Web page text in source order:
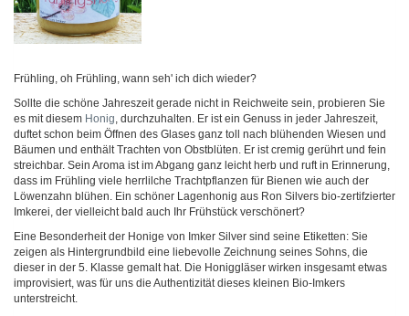
Frühling, oh Frühling, wann seh' ich dich wieder?
Sollte die schöne Jahreszeit gerade nicht in Reichweite sein, probieren Sie
es mit diesem Honig, durchzuhalten. Er ist ein Genuss in jeder Jahreszeit,
duftet schon beim Öffnen des Glases ganz toll nach blühenden Wiesen und
Bäumen und enthält Trachten von Obstblüten. Er ist cremig gerührt und fein
streichbar. Sein Aroma ist im Abgang ganz leicht herb und ruft in Erinnerung,
dass im Frühling viele herrlilche Trachtpflanzen für Bienen wie auch der
Löwenzahn blühen. Ein schöner Lagenhonig aus Ron Silvers bio-zertifzierter
Imkerei, der vielleicht bald auch Ihr Frühstück verschönert?
Eine Besonderheit der Honige von Imker Silver sind seine Etiketten: Sie
zeigen als Hintergrundbild eine liebevolle Zeichnung seines Sohns, die
dieser in der 5. Klasse gemalt hat. Die Honiggläser wirken insgesamt etwas
improvisiert, was für uns die Authentizität dieses kleinen Bio-Imkers
unterstreicht.